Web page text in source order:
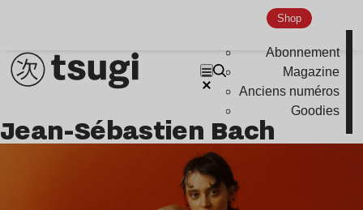
Shop
Abonnement
Magazine
Anciens numéros
Goodies
Jean-Sébastien Bach